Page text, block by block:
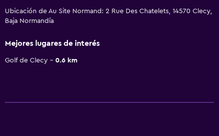
Ubicación de Au Site Normand: 2 Rue Des Chatelets, 14570 Clecy,
Baja Normandía
Mejores lugares de interés
Golf de Clecy 0.6 km